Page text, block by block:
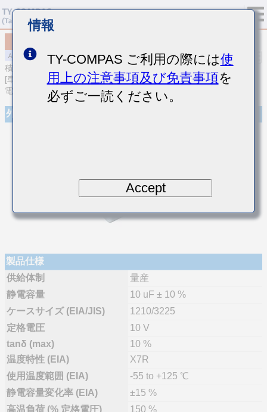
積層セラミックコンデンサ
[車載パワートレイン/セーフティ用 (AEC-Q200 Qualified) 樹脂外部
電極品積層セラミックコンデンサ(高誘電率系)]
外観
製品仕様
供給体制
量産
静電容量
10 uF ± 10 %
ケースサイズ (EIA/JIS)
1210/3225
定格電圧
10 V
tanδ (max)
10 %
温度特性 (EIA)
X7R
使用温度範囲 (EIA)
-55 to +125 ℃
静電容量変化率 (EIA)
±15 %
高温負荷 (% 定格電圧)
150 %
情報
TY-COMPAS ご利用の際には使
用上の注意事項及び免責事項を
必ずご一読ください。
Accept